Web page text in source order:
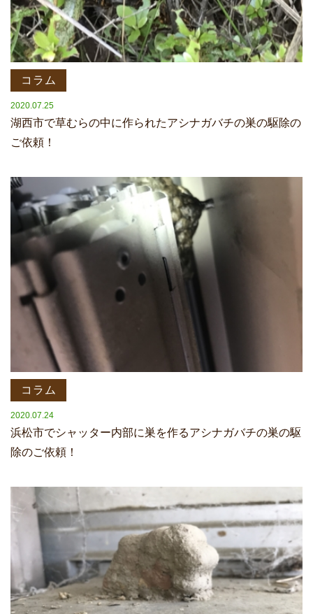
コラム
2020.07.25
湖西市で草むらの中に作られたアシナガバチの巣の駆除の
ご依頼！
コラム
2020.07.24
浜松市でシャッター内部に巣を作るアシナガバチの巣の駆
除のご依頼！